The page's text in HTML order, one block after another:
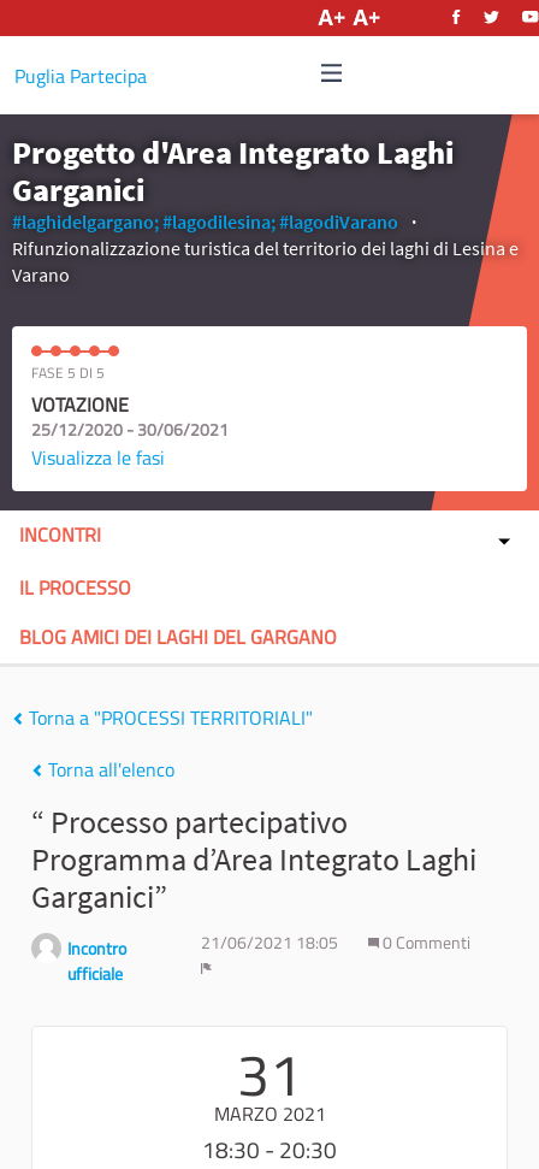
Puglia Partecipa
Progetto d'Area Integrato Laghi
Garganici
#laghidelgargano;#lagodilesina;#lagodiVarano
Rifunzionalizzazione turistica del territorio dei laghi di Lesina e
Varano
FASE 5 DI 5
VOTAZIONE
25/12/2020 - 30/06/2021
Visualizza le fasi
INCONTRI
IL PROCESSO
BLOG AMICI DEI LAGHI DEL GARGANO
Torna a "PROCESSI TERRITORIALI"
Torna all'elenco
“ Processo partecipativo
Programma d’Area Integrato Laghi
Garganici”
Incontro
ufficiale
21/06/2021 18:05
0 Commenti
31
MARZO 2021
18:30 - 20:30